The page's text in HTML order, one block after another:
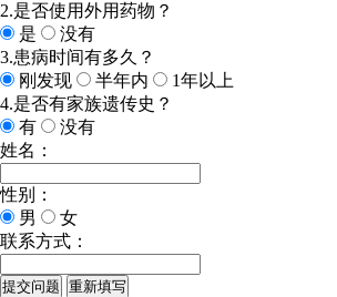
2.是否使用外用药物？
是
没有
3.患病时间有多久？
刚发现
半年内
1年以上
4.是否有家族遗传史？
有
没有
姓名：
性别：
男
女
联系方式：